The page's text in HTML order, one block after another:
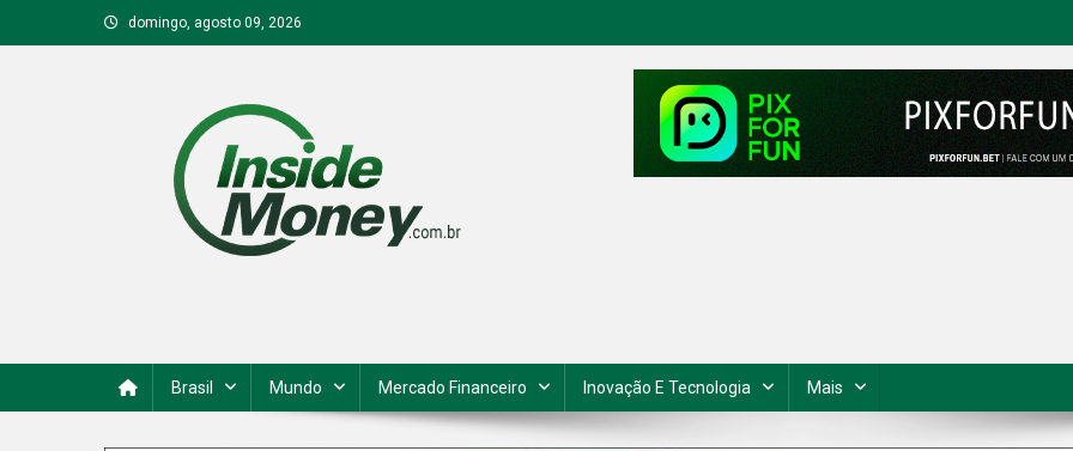
to
domingo, agosto 09, 2026
Brasil Mundo Mercado Financeiro Inovação E Tecnologia Mais